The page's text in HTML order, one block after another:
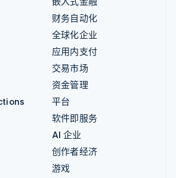
财务自动化
全球化企业
应用内支付
交易市场
资金管理
平台
软件即服务
AI 企业
创作者经济
游戏